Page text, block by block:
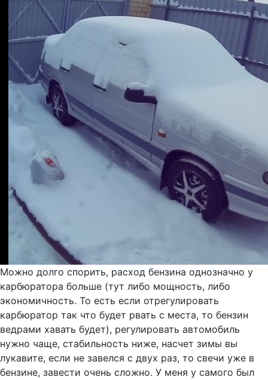
Можно долго спорить, расход бензина однозначно у
карбюратора больше (тут либо мощность, либо
экономичность. То есть если отрегулировать
карбюратор так что будет рвать с места, то бензин
ведрами хавать будет), регулировать автомобиль
нужно чаще, стабильность ниже, насчет зимы вы
лукавите, если не завелся с двух раз, то свечи уже в
бензине, завести очень сложно. У меня у самого был